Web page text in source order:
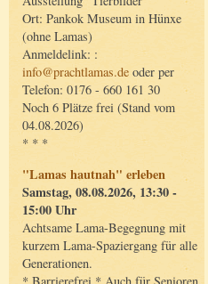
Ort: Pankok Museum in Hünxe
(ohne Lamas)
Anmeldelink: :
info@prachtlamas.de oder per
Telefon: 0176 - 660 161 30
Noch 6 Plätze frei (Stand vom
04.08.2026)
* * *
"Lamas hautnah" erleben
Samstag, 08.08.2026, 13:30 -
15:00 Uhr
Achtsame Lama-Begegnung mit
kurzem Lama-Spaziergang für alle
Generationen.
* Barrierefrei * Auch für Senioren